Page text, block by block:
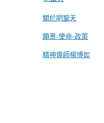
關於眀聖天
願景-使命-政策
精神導師楊博如